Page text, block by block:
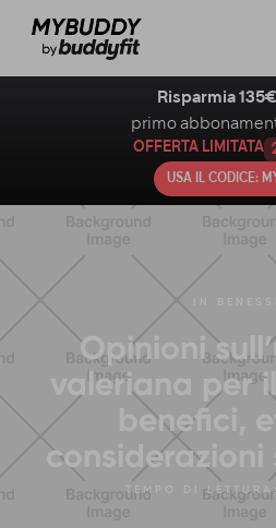
Opinioni
valeriana per
benefici,
TEMPO DI
Risparmia 135€
primo
OFFERTA LIMITATA
USA IL CODICE: